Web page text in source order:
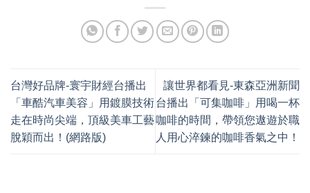
台灣好品牌-寰宇財經台播出
「車酷汽車美容」用鍍膜技術
走在時尚尖端，頂級美車工藝
脫穎而出！(網路版)
讓世界都看見-東森亞洲新聞
台播出「可集咖啡」用喝一杯
咖啡的時間，帶領您遨遊於職
人用心淬鍊的咖啡香氣之中！